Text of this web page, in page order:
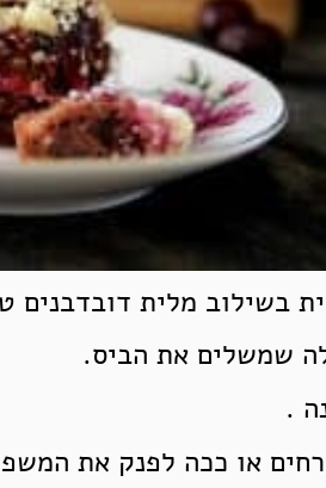
בשילוב מלית דובדבנים
שמשלים את הביס.
.
או ככה לפנק את